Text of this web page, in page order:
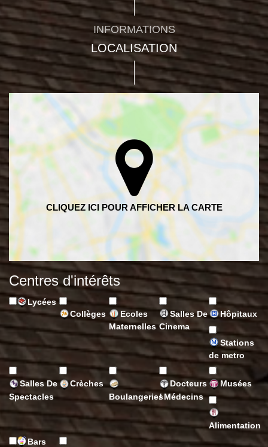
INFORMATIONS
LOCALISATION
Centres d'intérêts
Lycées
Collèges
Ecoles
Maternelles
Salles De
Cinema
Hôpitaux
Stations
de metro
Salles De
Spectacles
Crèches
Boulangeries
Docteurs
/ Médecins
Musées
Alimentation
Bars